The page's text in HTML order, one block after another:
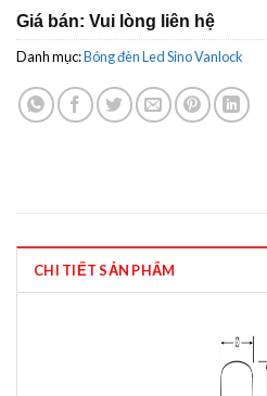
Giá bán: Vui lòng liên hệ
Danh mục:Bóng đèn Led Sino Vanlock
CHI TIẾT SẢN PHẨM